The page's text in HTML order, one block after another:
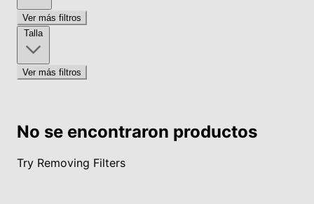
Ver más filtros
Talla
Ver más filtros
No se encontraron productos
Try Removing Filters